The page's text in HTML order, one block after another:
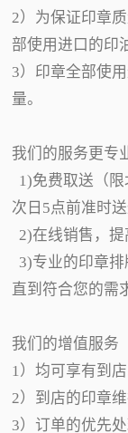
2）为保证印章
部使用进口的印
3）印章全部使
量。
我们的服务更专
1)免费取送（限
次日5点前准时送
2)在线销售，提
3)专业的印章排
直到符合您的需
我们的增值服务
1）均可享有到
2）到店的印章
3）订单的优先处